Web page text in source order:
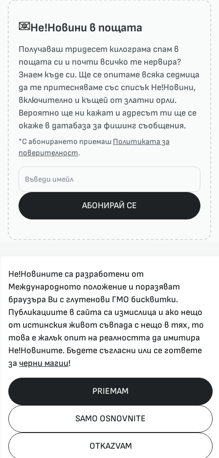
He!Новини в пощата
Получаваш тридесет килограма спам в
пощата си и почти всичко те нервира?
Знаем къде си. Ще се опитаме всяка седмица
да те притесняваме със списък He!Новини,
включително и къщей от златни орли.
Вероятно ще ни кажат и адресът ти ще се
окаже в датабаза за фишинг съобщения.
*С абонирането приемаш Политиката за
поверителност.
АБОНИРАЙ СЕ
За реклама и връзка с нас, пишете на
nenovinite@gmail.com
Контакт
За нас
Напиши Не!Новина
Абонирай се
Policy, Rights, etc 2026
Не!Новините са разработени от
Международното положение и поразяват
браузъра Ви с глутенови ГМО бисквитки.
Публикациите в сайта са измислица и ако нещо
от истинския живот съвпада с нещо в тях, то
това е жалък опит на реалността да имитира
Не!Новините. Бъдете съгласни или се гответе
за черни магии!
OTKAZVAM
SAMO OSNOVNITE
PRIEMAM